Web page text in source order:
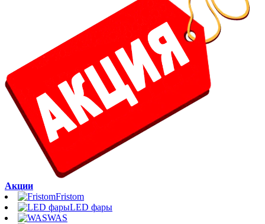
Акции
Fristom
LED фары
WAS